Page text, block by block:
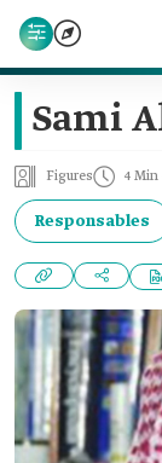
Sami
Figures 4 Min
Responsables